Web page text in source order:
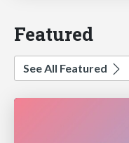
Featured
See All Featured